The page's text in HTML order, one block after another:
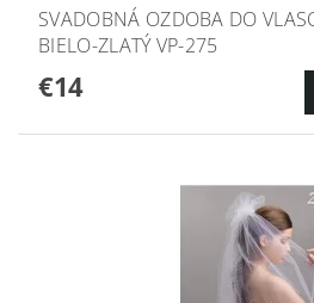
SVADOBNÁ OZDOBA DO
BIELO-ZLATÝ VP-275
€14